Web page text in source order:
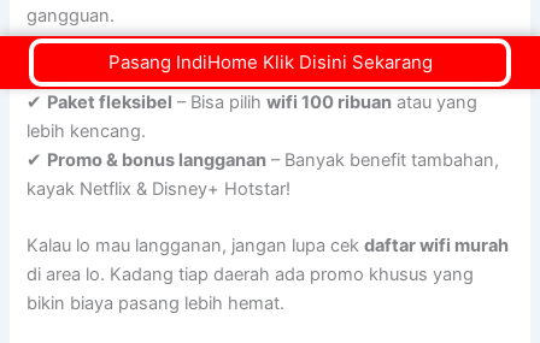
gangguan.
✔Layanan pelanggan 24 jam– Ada kendala? IndiHome
siap bantu kapan aja.
✔ Paket fleksibel – Bisa pilihwifi 100 ribuan atau yang
lebih kencang.
✔ Promo & bonus langganan – Banyak benefit tambahan,
kayak Netflix & Disney+ Hotstar!
Kalau lo mau langganan, jangan lupa cekdaftar wifi murah
di area lo. Kadang tiap daerah ada promo khusus yang
bikin biaya pasang lebih hemat.
Pasang IndiHome Klik Disini Sekarang